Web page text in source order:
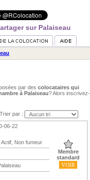
sur Palaiseau
par des colocataires qui
à Palaiseau? Alors inscrivez-
Trier par :
06-22
Non fumeur
Membre
standard
VOIR